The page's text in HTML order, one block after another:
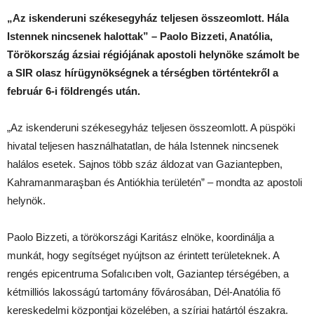
„Az iskenderuni székesegyház teljesen összeomlott. Hála
Istennek nincsenek halottak” – Paolo Bizzeti, Anatólia,
Törökország ázsiai régiójának apostoli helynöke számolt be
a SIR olasz hírügynökségnek a térségben történtekről a
február 6-i földrengés után.
„Az iskenderuni székesegyház teljesen összeomlott. A püspöki
hivatal teljesen használhatatlan, de hála Istennek nincsenek
halálos esetek. Sajnos több száz áldozat van Gaziantepben,
Kahramanmaraşban és Antiókhia területén” – mondta az apostoli
helynök.
Paolo Bizzeti, a törökországi Karitász elnöke, koordinálja a
munkát, hogy segítséget nyújtson az érintett területeknek. A
rengés epicentruma Sofalıcıben volt, Gaziantep térségében, a
kétmilliós lakosságú tartomány fővárosában, Dél-Anatólia fő
kereskedelmi központjai közelében, a szíriai határtól északra.